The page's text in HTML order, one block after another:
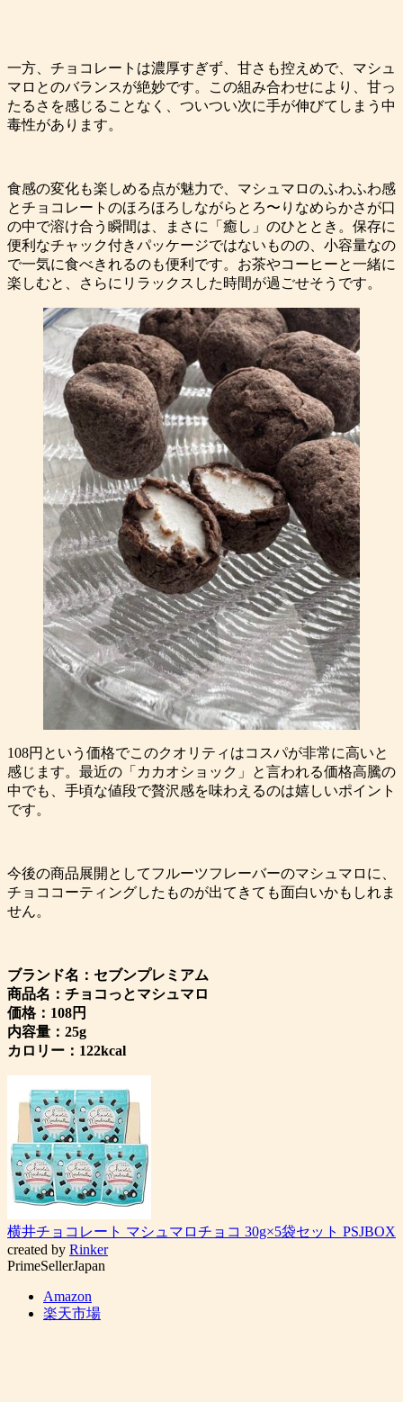
一方、チョコレートは濃厚すぎず、甘さも控えめで、マシュ
マロとのバランスが絶妙です。この組み合わせにより、甘っ
たるさを感じることなく、ついつい次に手が伸びてしまう中
毒性があります。
食感の変化も楽しめる点が魅力で、マシュマロのふわふわ感
とチョコレートのほろほろしながらとろ〜りなめらかさが口
の中で溶け合う瞬間は、まさに「癒し」のひととき。保存に
便利なチャック付きパッケージではないものの、小容量なの
で一気に食べきれるのも便利です。お茶やコーヒーと一緒に
楽しむと、さらにリラックスした時間が過ごせそうです。
108円という価格でこのクオリティはコスパが非常に高いと
感じます。最近の「カカオショック」と言われる価格高騰の
中でも、手頃な値段で贅沢感を味わえるのは嬉しいポイント
です。
今後の商品展開としてフルーツフレーバーのマシュマロに、
チョココーティングしたものが出てきても面白いかもしれま
せん。
ブランド名：セブンプレミアム
商品名：チョコっとマシュマロ
価格：108円
内容量：25g
カロリー：122kcal
横井チョコレート マシュマロチョコ 30g×5袋セット PSJBOX
created by Rinker
PrimeSellerJapan
Amazon
楽天市場